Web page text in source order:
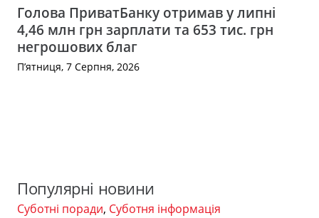
Голова ПриватБанку отримав у липні
4,46 млн грн зарплати та 653 тис. грн
негрошових благ
П’ятниця, 7 Серпня, 2026
Популярні новини
Суботні поради, Суботня інформація